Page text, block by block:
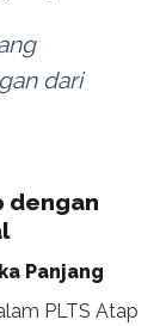
dari
dengan
Panjang
PLTS Atap